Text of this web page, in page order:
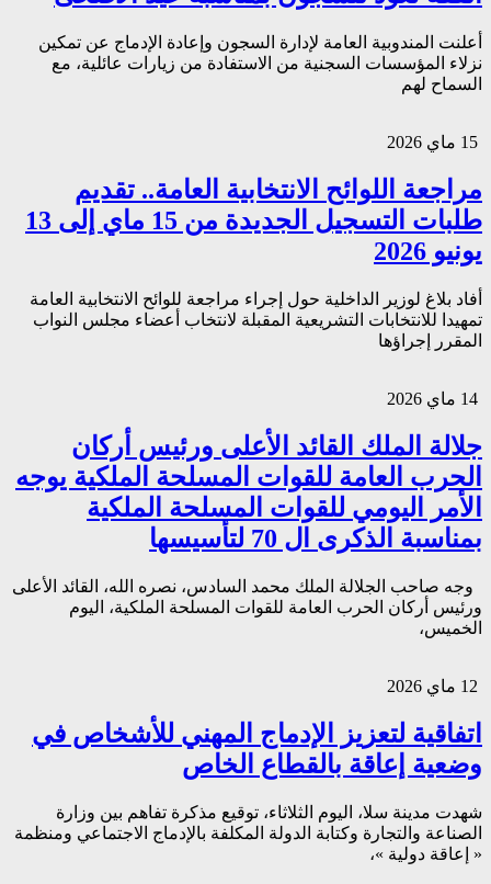
أعلنت المندوبية العامة لإدارة السجون وإعادة الإدماج عن تمكين
نزلاء المؤسسات السجنية من الاستفادة من زيارات عائلية، مع
السماح لهم
مراجعة اللوائح الانتخابية العامة.. تقديم
طلبات التسجيل الجديدة من 15 ماي إلى 13
يونيو 2026
أفاد بلاغ لوزير الداخلية حول إجراء مراجعة للوائح الانتخابية العامة
تمهيدا للانتخابات التشريعية المقبلة لانتخاب أعضاء مجلس النواب
المقرر إجراؤها
جلالة الملك القائد الأعلى ورئيس أركان
الحرب العامة للقوات المسلحة الملكية يوجه
الأمر اليومي للقوات المسلحة الملكية
بمناسبة الذكرى ال 70 لتأسيسها
وجه صاحب الجلالة الملك محمد السادس، نصره الله، القائد الأعلى
ورئيس أركان الحرب العامة للقوات المسلحة الملكية، اليوم
الخميس،
اتفاقية لتعزيز الإدماج المهني للأشخاص في
وضعية إعاقة بالقطاع الخاص
شهدت مدينة سلا، اليوم الثلاثاء، توقيع مذكرة تفاهم بين وزارة
الصناعة والتجارة وكتابة الدولة المكلفة بالإدماج الاجتماعي ومنظمة
« إعاقة دولية »،